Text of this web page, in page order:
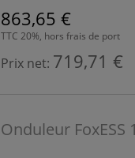
863,65 €
TTC 20%, hors frais de port
Prix net: 719,71 €
Onduleur